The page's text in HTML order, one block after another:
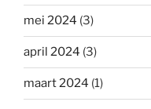
mei 2024 (3)
april 2024 (3)
maart 2024 (1)